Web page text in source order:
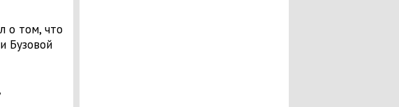
о том, что
Бузовой